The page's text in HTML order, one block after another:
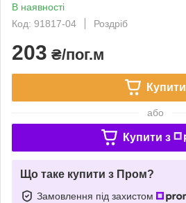
В наявності
Код: 91817-04
Роздріб
203 ₴/пог.м
Купити
або
Купити з
Що таке купити з Пром?
Замовлення під захистом